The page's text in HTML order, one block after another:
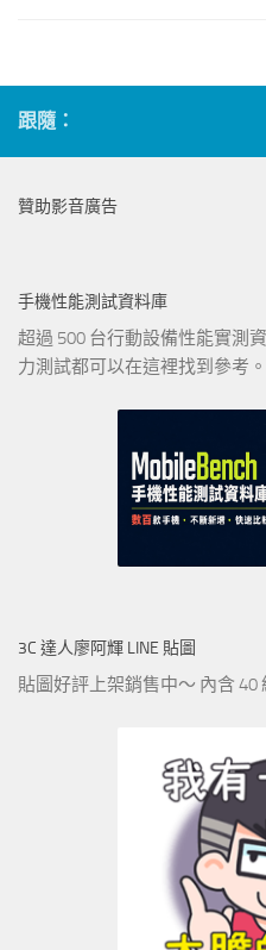
跟隨：
贊助影音廣告
手機性能測試資料庫
超過 500 台行動設備性能實測
力測試都可以在這裡找到參考。
3C 達人廖阿輝 LINE 貼圖
貼圖好評上架銷售中～ 內含 40